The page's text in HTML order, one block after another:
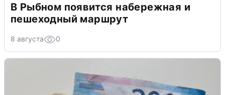
В Рыбном появится набережная и
пешеходный маршрут
8 августа 0